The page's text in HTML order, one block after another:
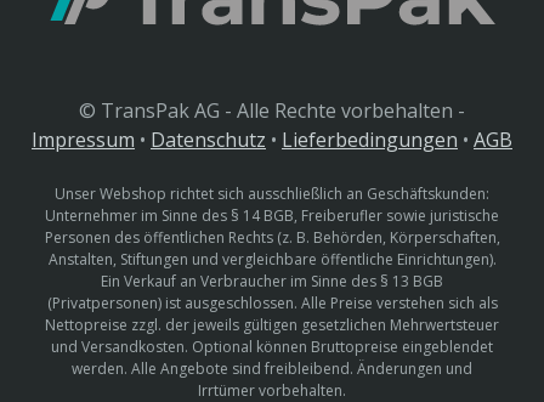
© TransPak AG - Alle Rechte vorbehalten -
Impressum • Datenschutz • Lieferbedingungen • AGB
Unser Webshop richtet sich ausschließlich an Geschäftskunden:
Unternehmer im Sinne des § 14 BGB, Freiberufler sowie juristische
Personen des öffentlichen Rechts (z. B. Behörden, Körperschaften,
Anstalten, Stiftungen und vergleichbare öffentliche Einrichtungen).
Ein Verkauf an Verbraucher im Sinne des § 13 BGB
(Privatpersonen) ist ausgeschlossen. Alle Preise verstehen sich als
Nettopreise zzgl. der jeweils gültigen gesetzlichen Mehrwertsteuer
und Versandkosten. Optional können Bruttopreise eingeblendet
werden. Alle Angebote sind freibleibend. Änderungen und
Irrtümer vorbehalten.